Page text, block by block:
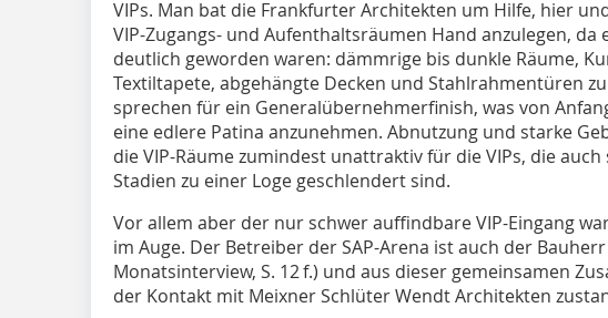
VIPs. Man bat die Frankfurter Architekten um Hilfe, hier
VIP-Zugangs- und Aufenthaltsräumen Hand anzulegen, da
deutlich geworden waren: dämmrige bis dunkle Räume,
Textiltapete, abgehängte Decken und Stahlrahmentüren
sprechen für ein Generalübernehmerfinish, was von
eine edlere Patina anzunehmen. Abnutzung und starke
die VIP-Räume zumindest unattraktiv für die VIPs, die
Stadien zu einer Loge geschlendert sind.
Vor allem aber der nur schwer auffindbare VIP-Eingang
im Auge. Der Betreiber der SAP-Arena ist auch der
Monatsinterview, S. 12 f.) und aus dieser gemeinsamen
der Kontakt mit Meixner Schlüter Wendt Architekten